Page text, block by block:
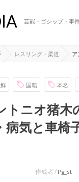
芸能・ゴシップ・事
レスリング・柔道 ア
国籍 本名
トニオ猪木
病気と車椅
作成者 / Pg_st